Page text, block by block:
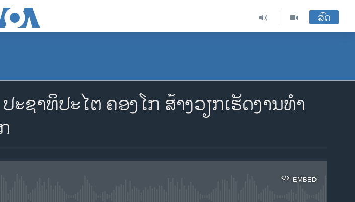
ສົດ
ຊາທິປະໄຕ ຄອງໂກ ສ້າງວຽກເຮັດງານທຳ
EMBED